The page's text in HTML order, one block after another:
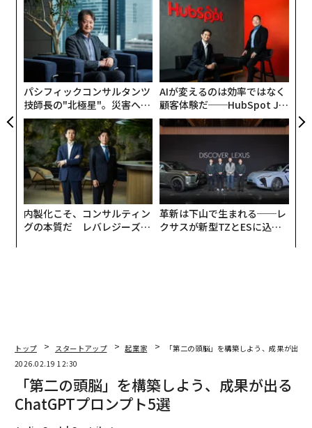
パシフィックコンサルタンツ
技師長の"北極星"。災害への
無力感を乗り越え見つけた、
防災一筋20年の答え
AIが変えるのは効率ではなく
顧客体験だ──HubSpot Ja
panが語る「Grow Better」
な組織のつくり方
内製化こそ、コンサルティン
グの本質だ レバレジーズが
革新は下山で生まれる──レ
クサスが新型TZとESに込め
トップ スタートアップ 起業家
「第二の頭脳」を構築しよう、成果が出
2026.02.19 12:30
「第二の頭脳」を構築しよう、成果が出る
ChatGPTプロンプト5選